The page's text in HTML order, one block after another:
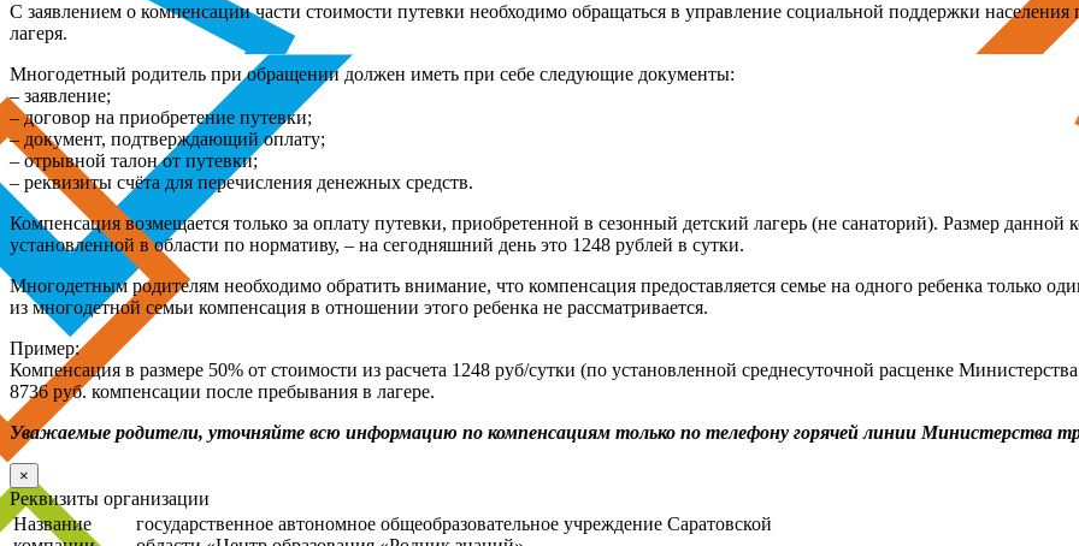
С заявлением о компенсации части стоимости путевки необходимо обращаться в управление социальной поддержки населения
лагеря.
Многодетный родитель при обращении должен иметь при себе следующие документы:
– заявление;
– договор на приобретение путевки;
– документ, подтверждающий оплату;
– отрывной талон от путевки;
– реквизиты счёта для перечисления денежных средств.
Компенсация возмещается только за оплату путевки, приобретенной в сезонный детский лагерь (не санаторий). Размер данной
установленной в области по нормативу, – на сегодняшний день это 1248 рублей в сутки.
Многодетным родителям необходимо обратить внимание, что компенсация предоставляется семье на одного ребенка только
из многодетной семьи компенсация в отношении этого ребенка не рассматривается.
Пример:
Компенсация в размере 50% от стоимости из расчета 1248 руб/сутки (по установленной среднесуточной расценке
8736 руб. компенсации после пребывания в лагере.
Уважаемые родители, уточняйте всю информацию по компенсациям только по телефону горячей линии Министерства
×
Реквизиты организации
Название
государственное автономное общеобразовательное учреждение Саратовской